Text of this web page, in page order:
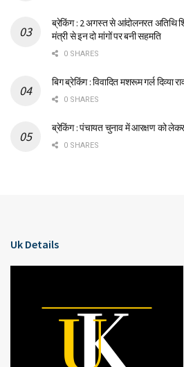
ब्रेकिंग : 2 अगस्त से आंदोलनरत अतिथि
मंत्री से इन दो मांगों पर बनी सहमति
0 SHARES
बिग ब्रेकिंग : विवादित मशरूम गर्ल दिव्या
0 SHARES
ब्रेकिंग : पंचायत चुनाव में आरक्षण को
0 SHARES
Uk Details